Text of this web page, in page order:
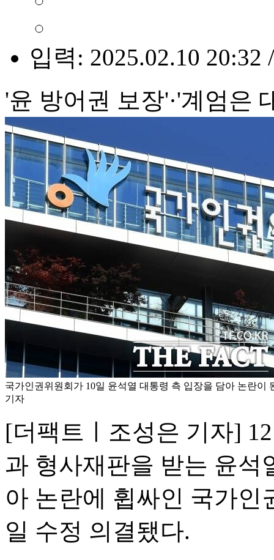
입력: 2025.02.10 20:32
'윤 방어권 보장'·'계엄은
국가인권위원회가 10일 윤석열 대통령 측 입장을 담아 논란이
기자
[더팩트ㅣ조성은 기자]
과 형사재판을 받는 윤석
아 논란에 휩싸인 국가인
일 수정 의결됐다.